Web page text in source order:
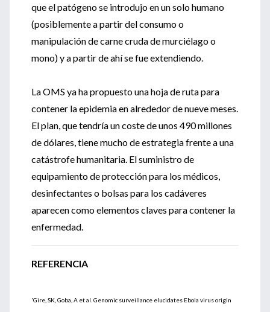
que el patógeno se introdujo en un solo humano
(posiblemente a partir del consumo o
manipulación de carne cruda de murciélago o
mono) y a partir de ahí se fue extendiendo.
La OMS ya ha propuesto una hoja de ruta para
contener la epidemia en alrededor de nueve meses.
El plan, que tendría un coste de unos 490 millones
de dólares, tiene mucho de estrategia frente a una
catástrofe humanitaria. El suministro de
equipamiento de protección para los médicos,
desinfectantes o bolsas para los cadáveres
aparecen como elementos claves para contener la
enfermedad.
REFERENCIA
'Gire, SK, Goba, A et al. Genomic surveillance elucidates Ebola virus origin